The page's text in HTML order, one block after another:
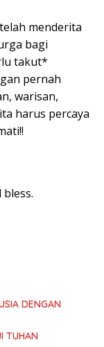
menderita
bagi
takut*
pernah
warisan,
harus percaya
DENGAN
TUHAN